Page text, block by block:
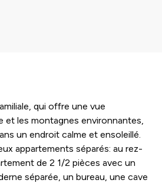
qui offre une vue
et les montagnes environnantes,
un endroit calme et ensoleillé.
appartements séparés: au rez-
de 2 1/2 pièces avec un
séparée, un bureau, une cave